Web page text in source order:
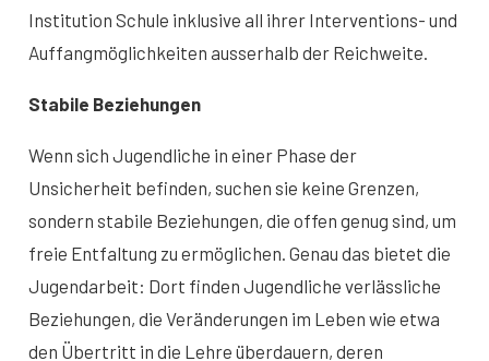
Institution Schule inklusive all ihrer Interventions- und
Auffangmöglichkeiten ausserhalb der Reichweite.
Stabile Beziehungen
Wenn sich Jugendliche in einer Phase der
Unsicherheit befinden, suchen sie keine Grenzen,
sondern stabile Beziehungen, die offen genug sind, um
freie Entfaltung zu ermöglichen. Genau das bietet die
Jugendarbeit: Dort finden Jugendliche verlässliche
Beziehungen, die Veränderungen im Leben wie etwa
den Übertritt in die Lehre überdauern, deren